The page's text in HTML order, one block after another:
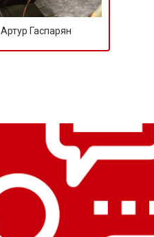
от 3990 ₽
Артур Гаспарян